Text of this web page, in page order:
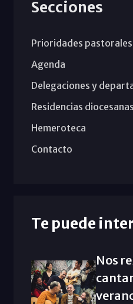
Secciones
Prioridades pastorales
Agenda
Delegaciones y
Residencias diocesanas
Hemeroteca
Contacto
Te puede
Nos